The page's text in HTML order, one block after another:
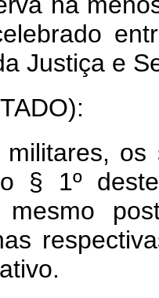
aJustiça e
militares, os
o § 1º dest
mesmo